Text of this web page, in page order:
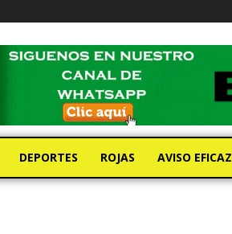
DEPORTES ROJAS AVISO EFICAZ